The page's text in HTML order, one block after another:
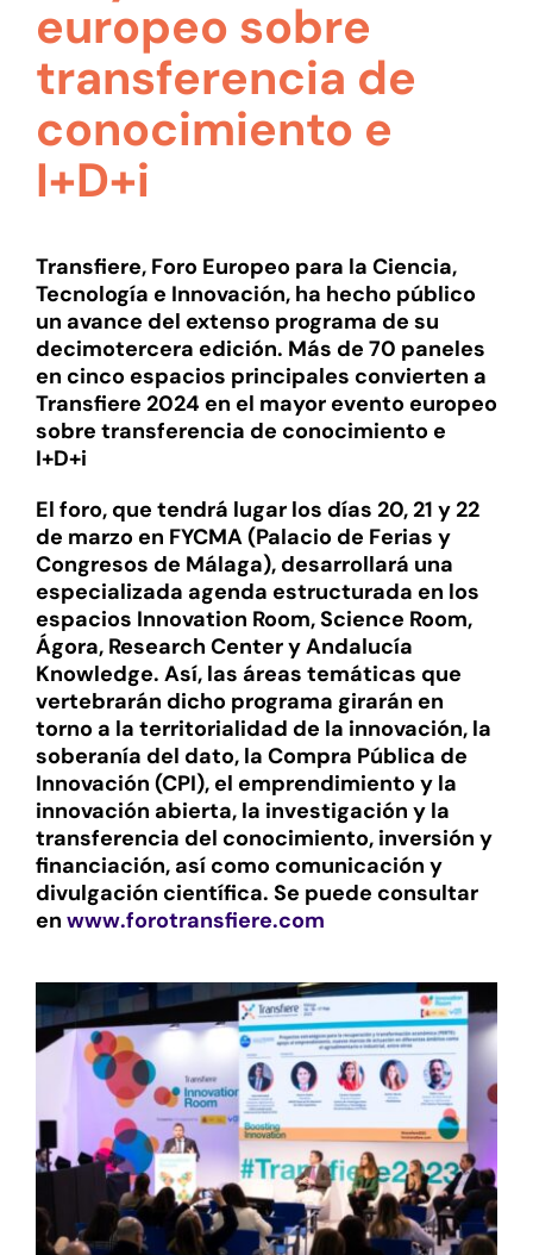
europeo sobre
transferencia de
conocimiento e
I+D+i
Transfiere, Foro Europeo para la Ciencia,
Tecnología e Innovación, ha hecho público
un avance del extenso programa de su
decimotercera edición. Más de 70 paneles
en cinco espacios principales convierten a
Transfiere 2024 en el mayor evento europeo
sobre transferencia de conocimiento e
I+D+i
El foro, que tendrá lugar los días 20, 21 y 22
de marzo en FYCMA (Palacio de Ferias y
Congresos de Málaga), desarrollará una
especializada agenda estructurada en los
espacios Innovation Room, Science Room,
Ágora, Research Center y Andalucía
Knowledge. Así, las áreas temáticas que
vertebrarán dicho programa girarán en
torno a la territorialidad de la innovación, la
soberanía del dato, la Compra Pública de
Innovación (CPI), el emprendimiento y la
innovación abierta, la investigación y la
transferencia del conocimiento, inversión y
financiación, así como comunicación y
divulgación científica. Se puede consultar
en www.forotransfiere.com